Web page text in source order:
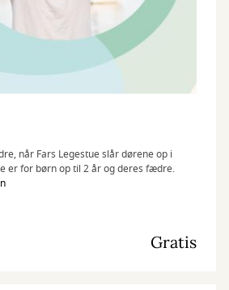
når Fars Legestue slår dørene op i
er for børn op til 2 år og deres fædre.
Gratis